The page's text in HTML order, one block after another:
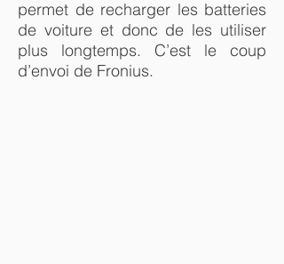
permet de recharger les batteries
de voiture et donc de les utiliser
plus longtemps. C’est le coup
d’envoi de Fronius.